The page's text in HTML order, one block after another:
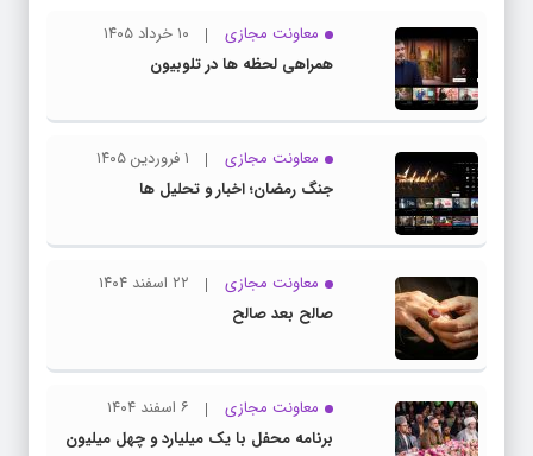
معاونت مجازی
۱۰ خرداد ۱۴۰۵
همراهی لحظه ها در تلوبیون
معاونت مجازی
۱ فروردین ۱۴۰۵
جنگ رمضان؛ اخبار و تحلیل ها
معاونت مجازی
۲۲ اسفند ۱۴۰۴
صالح بعد صالح
معاونت مجازی
۶ اسفند ۱۴۰۴
برنامه محفل با یک میلیارد و چهل میلیون